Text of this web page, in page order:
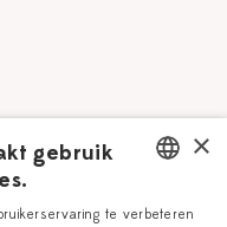
Blauw
DUTCH
×
gebruik
te verbeteren